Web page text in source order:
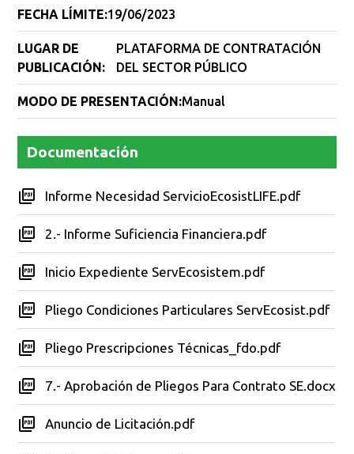
FECHA LÍMITE:19/06/2023
LUGAR DE
PUBLICACIÓN:
PLATAFORMA DE CONTRATACIÓN
DEL SECTOR PÚBLICO
MODO DE PRESENTACIÓN:Manual
Documentación
Informe Necesidad ServicioEcosistLIFE.pdf
2.- Informe Suficiencia Financiera.pdf
Inicio Expediente ServEcosistem.pdf
Pliego Condiciones Particulares ServEcosist.pdf
Pliego Prescripciones Técnicas_fdo.pdf
7.- Aprobación de Pliegos Para Contrato SE.docx
Anuncio de Licitación.pdf